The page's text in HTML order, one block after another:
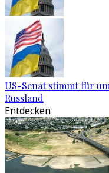
US-Senat stimmt für
Russland
Entdecken